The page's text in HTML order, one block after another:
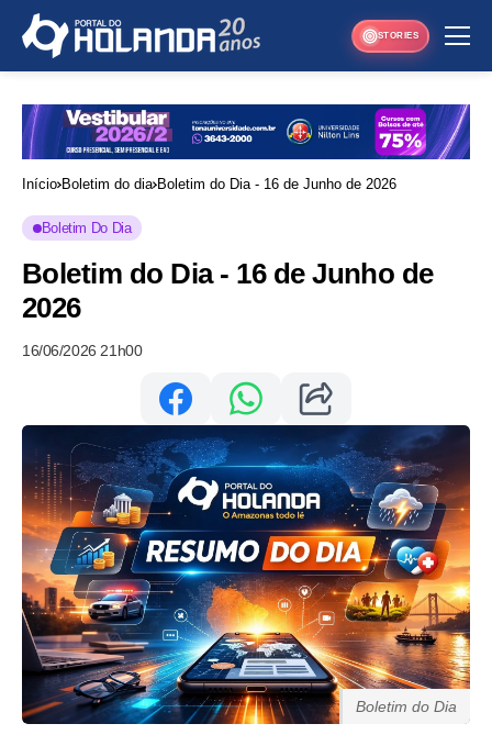
STORIES
Início Boletim do dia Boletim do Dia - 16 de Junho de 2026
Boletim Do Dia
Boletim do Dia - 16 de Junho de
2026
16/06/2026 21h00
Boletim do Dia